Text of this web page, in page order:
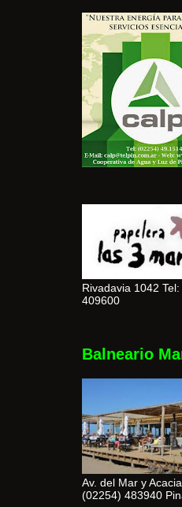
Rivadavia 1042
409600
Balneario
Av. del Mar y
(02254) 483940